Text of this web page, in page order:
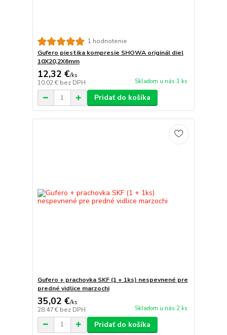
1 hodnotenie
Gufero piestika kompresie SHOWA originál diel
10X20,2X6mm
12,32 €/ks
10,02 € bez DPH Skladom u nás 1 ks
Pridať do košíka
Gufero + prachovka SKF (1 + 1ks) nespevnené pre
predné vidlice marzochi
35,02 €/ks
28,47 € bez DPH Skladom u nás 2 ks
Pridať do košíka